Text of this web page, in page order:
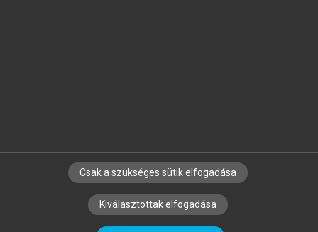
SZERZŐKNEK CÉGEKNEK KÖNYVTÁROSOKNAK
SZERKESZTÉSI ÉS LEKTORÁLÁSI ALAPELVEK
Csak a szükséges sütik elfogadása
Kiválasztottak elfogadása